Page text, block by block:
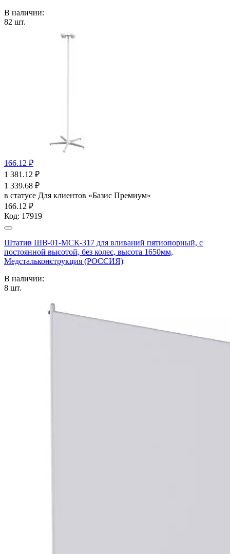
В наличии:
82 шт.
166.12 ₽
1 381.12 ₽
1 339.68 ₽
в статусе Для клиентов «Базис Премиум»
166.12 ₽
Код: 17919
Штатив ШВ-01-МСК-317 для вливаний пятиопорный, с
постоянной высотой, без колес, высота 1650мм,
Медстальконструкция (РОССИЯ)
В наличии:
8 шт.